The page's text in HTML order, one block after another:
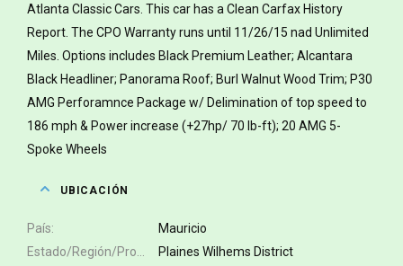
Atlanta Classic Cars. This car has a Clean Carfax History
Report. The CPO Warranty runs until 11/26/15 nad Unlimited
Miles. Options includes Black Premium Leather; Alcantara
Black Headliner; Panorama Roof; Burl Walnut Wood Trim; P30
AMG Perforamnce Package w/ Delimination of top speed to
186 mph & Power increase (+27hp/ 70 lb-ft); 20 AMG 5-
Spoke Wheels
UBICACIÓN
País
Mauricio
Plaines Wilhems District